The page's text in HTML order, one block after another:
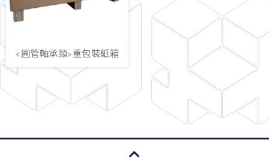
<圓管軸承類>重包裝紙箱